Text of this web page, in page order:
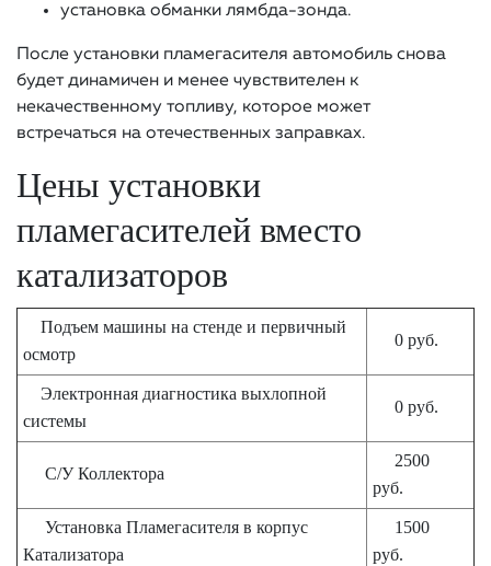
установка обманки лямбда-зонда.
После установки пламегасителя автомобиль снова
будет динамичен и менее чувствителен к
некачественному топливу, которое может
встречаться на отечественных заправках.
Цены установки
пламегасителей вместо
катализаторов
Подъем машины на стенде и первичный
осмотр
0 руб.
Электронная диагностика выхлопной
системы
0 руб.
С/У Коллектора
2500
руб.
Установка Пламегасителя в корпус
Катализатора
1500
руб.